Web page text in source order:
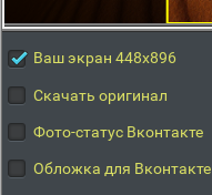
Ваш экран 448x896
Скачать оригинал
Фото-статус Вконтакте
Обложка для Вконтакте